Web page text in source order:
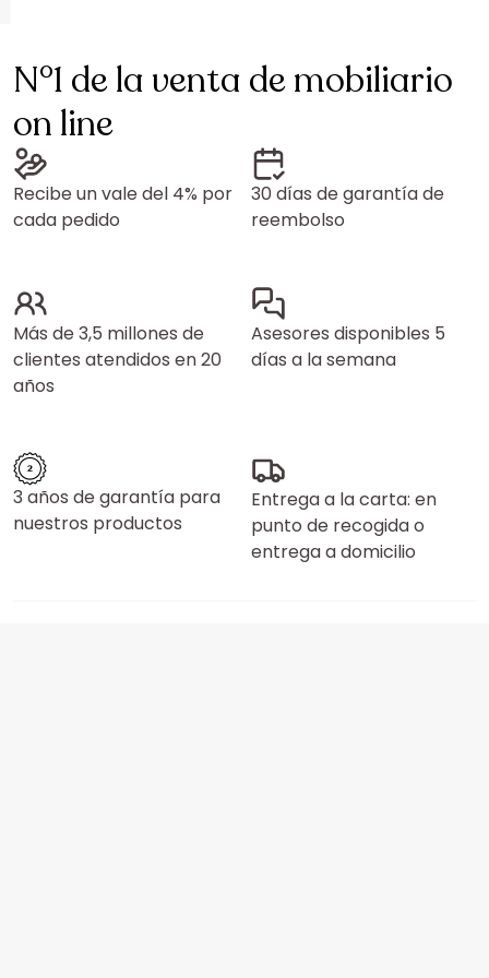
N°1 de la venta de mobiliario
on line
Recibe un vale del 4% por
cada pedido
30 días de garantía de
reembolso
Más de 3,5 millones de
clientes atendidos en 20
años
Asesores disponibles 5
días a la semana
3 años de garantía para
nuestros productos
Entrega a la carta: en
punto de recogida o
entrega a domicilio